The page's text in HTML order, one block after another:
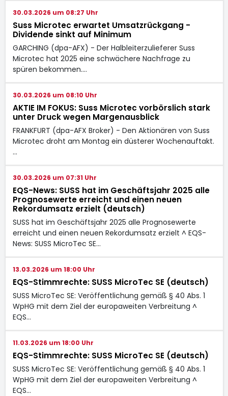
30.03.2026 um 08:27 Uhr
Suss Microtec erwartet Umsatzrückgang -
Dividende sinkt auf Minimum
GARCHING (dpa-AFX) - Der Halbleiterzulieferer Suss
Microtec hat 2025 eine schwächere Nachfrage zu
spüren bekommen.…
30.03.2026 um 08:10 Uhr
AKTIE IM FOKUS: Suss Microtec vorbörslich stark
unter Druck wegen Margenausblick
FRANKFURT (dpa-AFX Broker) - Den Aktionären von Suss
Microtec droht am Montag ein düsterer Wochenauftakt.
…
30.03.2026 um 07:31 Uhr
EQS-News: SUSS hat im Geschäftsjahr 2025 alle
Prognosewerte erreicht und einen neuen
Rekordumsatz erzielt (deutsch)
SUSS hat im Geschäftsjahr 2025 alle Prognosewerte
erreicht und einen neuen Rekordumsatz erzielt ^ EQS-
News: SUSS MicroTec SE…
13.03.2026 um 18:00 Uhr
EQS-Stimmrechte: SUSS MicroTec SE (deutsch)
SUSS MicroTec SE: Veröffentlichung gemäß § 40 Abs. 1
WpHG mit dem Ziel der europaweiten Verbreitung ^
EQS…
11.03.2026 um 18:00 Uhr
EQS-Stimmrechte: SUSS MicroTec SE (deutsch)
SUSS MicroTec SE: Veröffentlichung gemäß § 40 Abs. 1
WpHG mit dem Ziel der europaweiten Verbreitung ^
EQS…